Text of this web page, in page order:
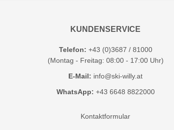
KUNDENSERVICE
Telefon: +43 (0)3687 / 81000
(Montag - Freitag: 08:00 - 17:00 Uhr)
E-Mail: info@ski-willy.at
WhatsApp: +43 6648 8822000
Kontaktformular